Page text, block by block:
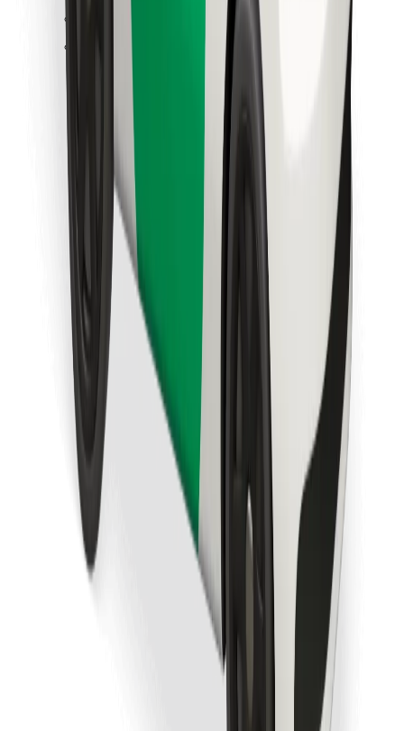
Găsește mâncarea preferată!
Descarcă aplicația Bolt Food